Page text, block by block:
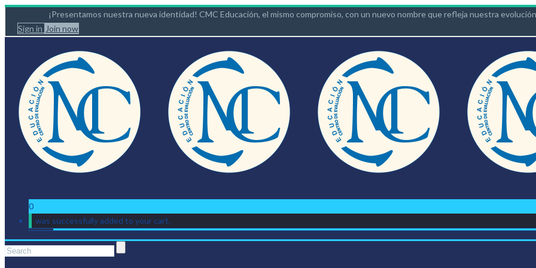
¡Presentamos nuestra nueva identidad! CMC Educación, el mismo compromiso, con un nuevo nombre que refleja nuestra
Sign in Join now
0
was successfully added to your cart.